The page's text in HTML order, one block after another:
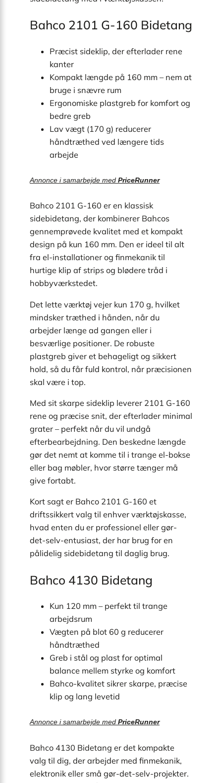
Bahco 2101 G-160 Bidetang
Præcist sideklip, der efterlader rene
kanter
Kompakt længde på 160 mm – nem at
bruge i snævre rum
Ergonomiske plastgreb for komfort og
bedre greb
Lav vægt (170 g) reducerer
håndtræthed ved længere tids
arbejde
Annonce i samarbejde med PriceRunner
Bahco 2101 G-160 er en klassisk
sidebidetang, der kombinerer Bahcos
gennemprøvede kvalitet med et kompakt
design på kun 160 mm. Den er ideel til alt
fra el-installationer og finmekanik til
hurtige klip af strips og blødere tråd i
hobbyværkstedet.
Det lette værktøj vejer kun 170 g, hvilket
mindsker træthed i hånden, når du
arbejder længe ad gangen eller i
besværlige positioner. De robuste
plastgreb giver et behageligt og sikkert
hold, så du får fuld kontrol, når præcisionen
skal være i top.
Med sit skarpe sideklip leverer 2101 G-160
rene og præcise snit, der efterlader minimal
grater – perfekt når du vil undgå
efterbearbejdning. Den beskedne længde
gør det nemt at komme til i trange el-bokse
eller bag møbler, hvor større tænger må
give fortabt.
Kort sagt er Bahco 2101 G-160 et
driftssikkert valg til enhver værktøjskasse,
hvad enten du er professionel eller gør-
det-selv-entusiast, der har brug for en
pålidelig sidebidetang til daglig brug.
Bahco 4130 Bidetang
Kun 120 mm – perfekt til trange
arbejdsrum
Vægten på blot 60 g reducerer
håndtræthed
Greb i stål og plast for optimal
balance mellem styrke og komfort
Bahco-kvalitet sikrer skarpe, præcise
klip og lang levetid
Annonce i samarbejde med PriceRunner
Bahco 4130 Bidetang er det kompakte
valg til dig, der arbejder med finmekanik,
elektronik eller små gør-det-selv-projekter.